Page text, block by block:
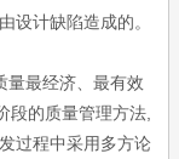
设计缺陷造成的。
量最经济、最有效
段的质量管理方法,
过程中采用多方论